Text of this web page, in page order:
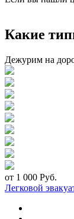
Какие
Дежурим на
от 1 000 Руб.
Легковой